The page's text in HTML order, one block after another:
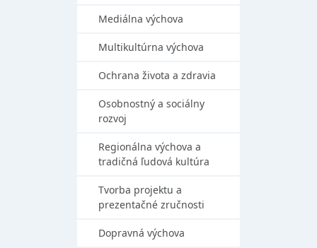
Mediálna výchova
Multikultúrna výchova
Ochrana života a zdravia
Osobnostný a sociálny
rozvoj
Regionálna výchova a
tradičná ľudová kultúra
Tvorba projektu a
prezentačné zručnosti
Dopravná výchova